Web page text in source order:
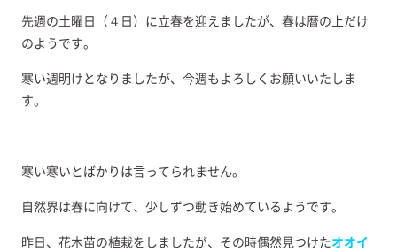
先週の土曜日（４日）に立春を迎えましたが、春は暦の上だけ
のようです。
寒い週明けとなりましたが、今週もよろしくお願いいたしま
す。
寒い寒いとばかりは言ってられません。
自然界は春に向けて、少しずつ動き始めているようです。
昨日、花木苗の植栽をしましたが、その時偶然見つけたオオイ